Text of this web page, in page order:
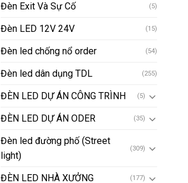
Đèn Exit Và Sự Cố (5)
Đèn LED 12V 24V (15)
Đèn led chống nổ order (54)
Đèn led dân dụng TDL (255)
ĐÈN LED DỰ ÁN CÔNG TRÌNH (5)
ĐÈN LED DỰ ÁN ODER (35)
Đèn led đường phố (Street
light)
(309)
ĐÈN LED NHÀ XƯỞNG (177)